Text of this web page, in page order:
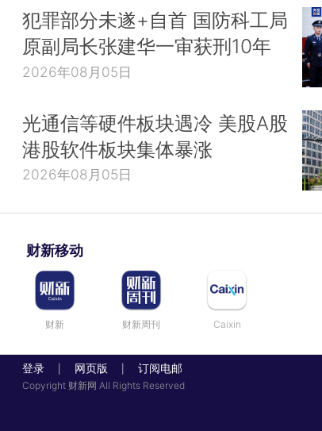
点击观看大图
截至2021年3月31日，疫情已波及218个国
全球范围内持续扩散，除中国外，新冠肺炎累
例、十万例的国家（地区）分别增至138个、
（30459874例）、巴西（12748747例）、
（4359982例）、意大利（3584899例）、土
例）、西班牙（3284353例）、德国（
家累计确诊病例超过中国。目前，美国是全球
的国家。截至3月31日，美国已累计确诊病例
亡552038例。
犯罪部分未遂+自首 国防科工局
原副局长张建华一审获刑10年
2026年08月05日
光通信等硬件板块遇冷 美股A股
港股软件板块集体暴涨
2026年08月05日
财新移动
财新 财新周刊 Caixin
登录 网页版 订阅电邮
Copyright 财新网 All Rights Reserved